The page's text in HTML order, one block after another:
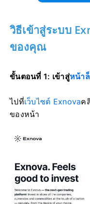
วิธีเข้าสู่ระบบ
ของคุณ
ขั้นตอนที่ 1: เข้าสู่หน้า
ไปที่เว็บไซต์ Exnovaค
ของหน้า